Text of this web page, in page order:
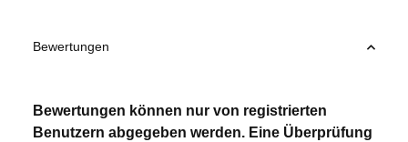
Bewertungen
Bewertungen können nur von registrierten
Benutzern abgegeben werden. Eine Überprüfung